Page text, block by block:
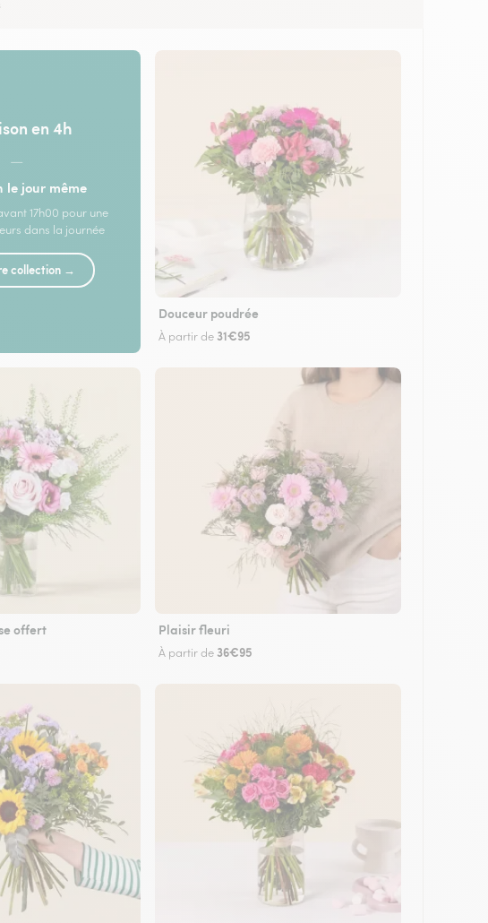
en 4h
—
le jour même
17h00 pour une
dans la journée
collection →
Douceur poudrée
À partir de 31€95
offert Plaisir fleuri
À partir de 36€95